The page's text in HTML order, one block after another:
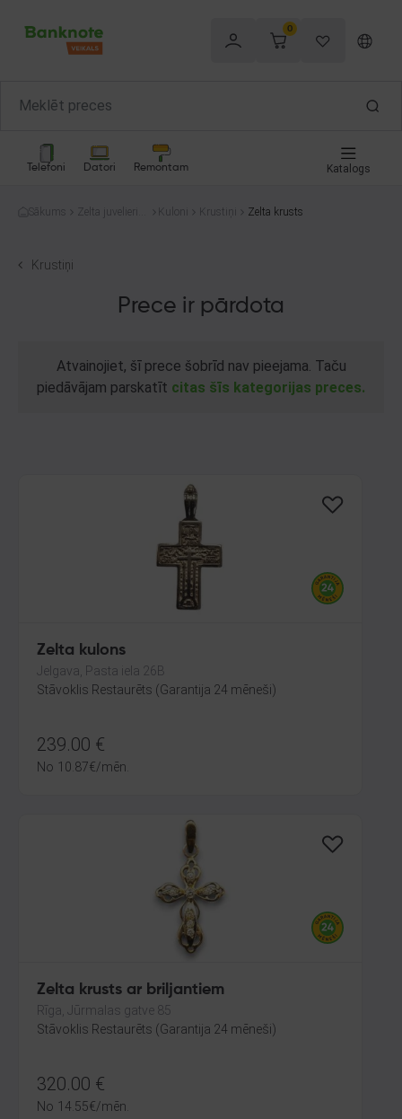
0
Telefoni Datori Remontam Katalogs
Sākums
Zelta juvelierizs
Kuloni Krustiņi Zelta krusts
Krustiņi
Prece ir pārdota
Atvainojiet, šī prece šobrīd nav pieejama. Taču
piedāvājam parskatīt citas šīs kategorijas preces.
Zelta kulons
Jelgava, Pasta iela 26B
Stāvoklis Restaurēts (Garantija 24 mēneši)
239.00 €
No 10.87€/mēn.
Zelta krusts ar briljantiem
Rīga, Jūrmalas gatve 85
Stāvoklis Restaurēts (Garantija 24 mēneši)
320.00 €
No 14.55€/mēn.